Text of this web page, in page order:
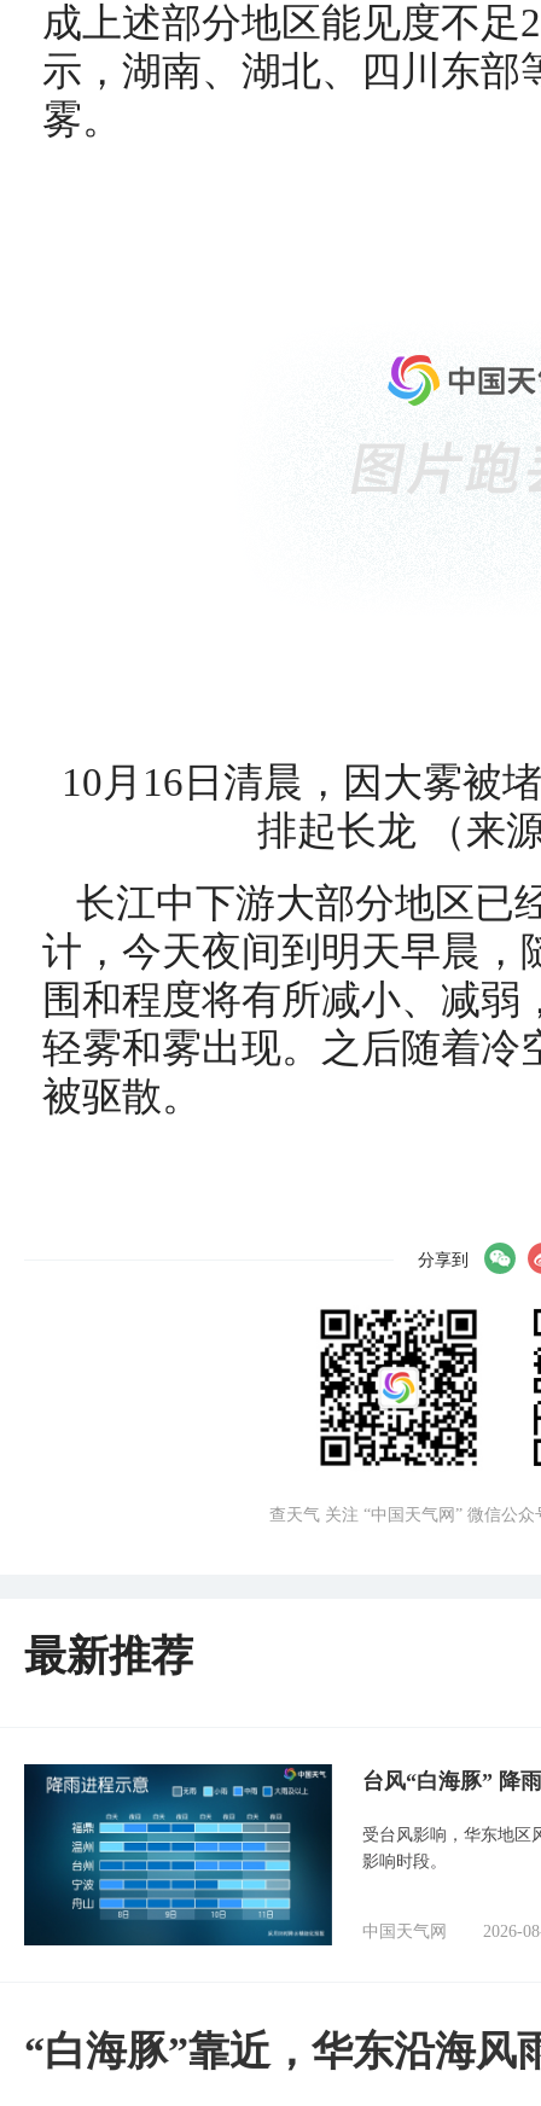
成上述部分地区能见度不足
示，湖南、湖北、四川东部
雾。
10月16日清晨，因大雾被
排起长龙 （来
长江中下游大部分地区已
计，今天夜间到明天早晨，
围和程度将有所减小、减
轻雾和雾出现。之后随着冷
被驱散。
分享到
查天气 关注 “中国天气网” 微信公众
最新推荐
台风“白海豚” 降
受台风影响，华东地区
影响时段。
中国天气网 2026-
“白海豚”靠近，华东沿海风